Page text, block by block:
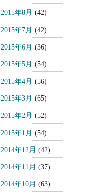
2015年8月 (42)
2015年7月 (42)
2015年6月 (36)
2015年5月 (54)
2015年4月 (56)
2015年3月 (65)
2015年2月 (52)
2015年1月 (54)
2014年12月 (42)
2014年11月 (37)
2014年10月 (63)